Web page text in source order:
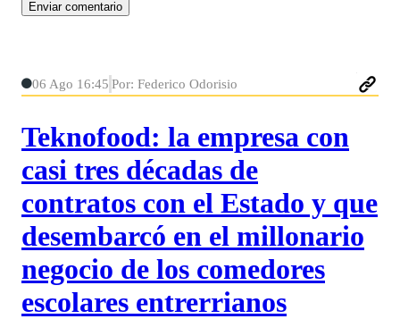
06 Ago 16:45 Por: Federico Odorisio
Teknofood: la empresa con
casi tres décadas de
contratos con el Estado y que
desembarcó en el millonario
negocio de los comedores
escolares entrerrianos